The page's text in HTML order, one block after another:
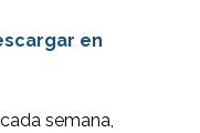
en
semana,